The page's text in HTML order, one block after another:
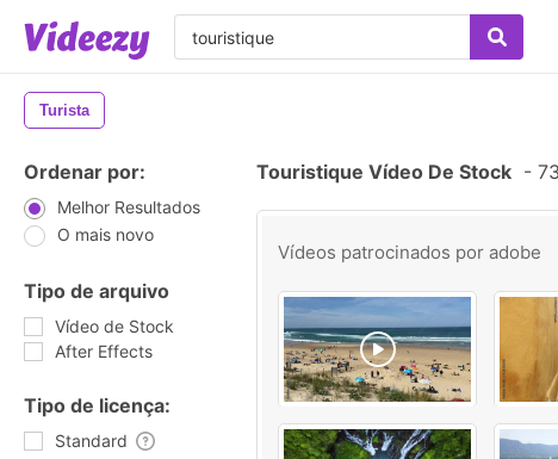
Turista
Ordenar por:
Melhor Resultados
O mais novo
Tipo de arquivo
Vídeo de Stock
After Effects
Tipo de licença:
Standard
Touristique Vídeo De Stock -
Vídeos patrocinados por adobe